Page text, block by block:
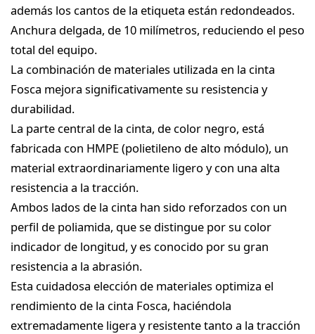
además los cantos de la etiqueta están redondeados.
Anchura delgada, de 10 milímetros, reduciendo el peso
total del equipo.
La combinación de materiales utilizada en la cinta
Fosca mejora significativamente su resistencia y
durabilidad.
La parte central de la cinta, de color negro, está
fabricada con HMPE (polietileno de alto módulo), un
material extraordinariamente ligero y con una alta
resistencia a la tracción.
Ambos lados de la cinta han sido reforzados con un
perfil de poliamida, que se distingue por su color
indicador de longitud, y es conocido por su gran
resistencia a la abrasión.
Esta cuidadosa elección de materiales optimiza el
rendimiento de la cinta Fosca, haciéndola
extremadamente ligera y resistente tanto a la tracción